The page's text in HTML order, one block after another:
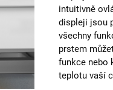
intuitivně
displeji jsou
všechny
prstem
funkce nebo
teplotu vaší